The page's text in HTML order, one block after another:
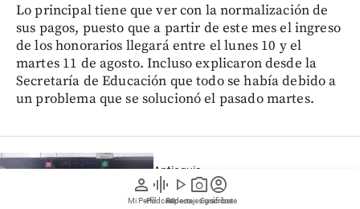
person
Mi Perfil
graphic_eq
Pódcast
play_arrow
Videos
photo_camera
Reportajes gráficos
account_circle
Suscríbete
Lo principal tiene que ver con la normalización de
sus pagos, puesto que a partir de este mes el ingreso
de los honorarios llegará entre el lunes 10 y el
martes 11 de agosto. Incluso explicaron desde la
Secretaría de Educación que todo se había debido a
un problema que se solucionó el pasado martes.
Antioquia
La autopista Medellín-Bogotá lleva